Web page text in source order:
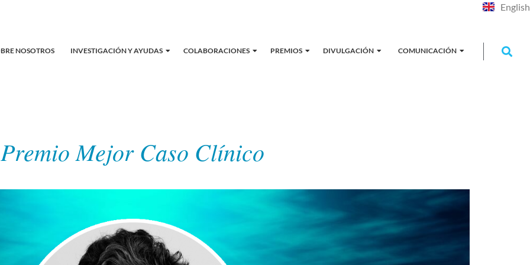
English
NOSOTROS INVESTIGACIÓN Y AYUDAS COLABORACIONES PREMIOS DIVULGACIÓN COMUNICACIÓN
Premio Mejor Caso Clínico